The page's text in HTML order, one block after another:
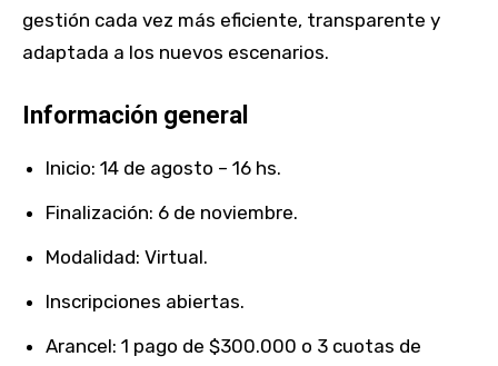
gestión cada vez más eficiente, transparente y
adaptada a los nuevos escenarios.
Información general
Inicio: 14 de agosto – 16 hs.
Finalización: 6 de noviembre.
Modalidad: Virtual.
Inscripciones abiertas.
Arancel: 1 pago de $300.000 o 3 cuotas de